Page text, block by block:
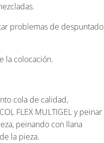
problemas de despuntado
la colocación.
cola de calidad,
FLEX MULTIGEL y peinar
peinando con llana
la pieza.